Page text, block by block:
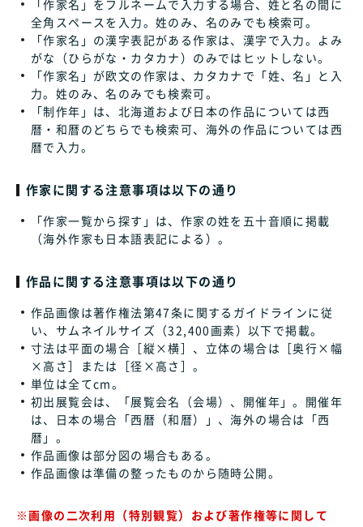
「作家名」をフルネームで入力する場合、姓と名の間に
全角スペースを入力。姓のみ、名のみでも検索可。
「作家名」の漢字表記がある作家は、漢字で入力。よみ
がな（ひらがな・カタカナ）のみではヒットしない。
「作家名」が欧文の作家は、カタカナで「姓、名」と入
力。姓のみ、名のみでも検索可。
「制作年」は、北海道および日本の作品については西
暦・和暦のどちらでも検索可、海外の作品については西
暦で入力。
作家に関する注意事項は以下の通り
「作家一覧から探す」は、作家の姓を五十音順に掲載
（海外作家も日本語表記による）。
作品に関する注意事項は以下の通り
作品画像は著作権法第47条に関するガイドラインに従
い、サムネイルサイズ（32,400画素）以下で掲載。
寸法は平面の場合［縦×横］、立体の場合は［奥行×幅
×高さ］または［径×高さ］。
単位は全てcm。
初出展覧会は、「展覧会名（会場）、開催年」。開催年
は、日本の場合「西暦（和暦）」、海外の場合は「西
暦」。
作品画像は部分図の場合もある。
作品画像は準備の整ったものから随時公開。
※画像の二次利用（特別観覧）および著作権等に関して